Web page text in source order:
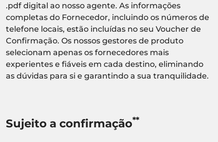
.pdf digital ao nosso agente. As informações
completas do Fornecedor, incluindo os números de
telefone locais, estão incluídas no seu Voucher de
Confirmação. Os nossos gestores de produto
selecionam apenas os fornecedores mais
experientes e fiáveis em cada destino, eliminando
as dúvidas para si e garantindo a sua tranquilidade.
Sujeito a confirmação**